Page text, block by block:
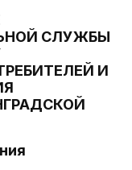
СЛУЖБЫ
И